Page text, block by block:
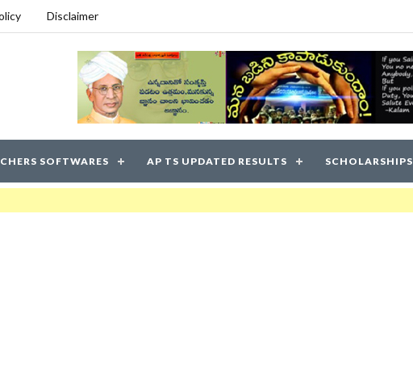
Disclaimer
SOFTWARES AP TS UPDATED RESULTS SCHOLARSHIPS